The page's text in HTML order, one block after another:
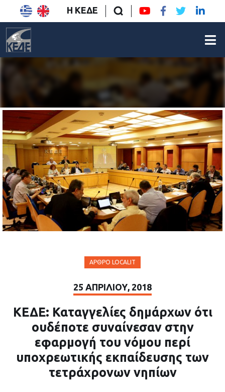
Η ΚΕΔΕ
ΆΡΘΡΟ LOCALIT
25 ΑΠΡΙΛΊΟΥ, 2018
ΚΕΔΕ: Καταγγελίες δημάρχων ότι
ουδέποτε συναίνεσαν στην
εφαρμογή του νόμου περί
υποχρεωτικής εκπαίδευσης των
τετράχρονων νηπίων